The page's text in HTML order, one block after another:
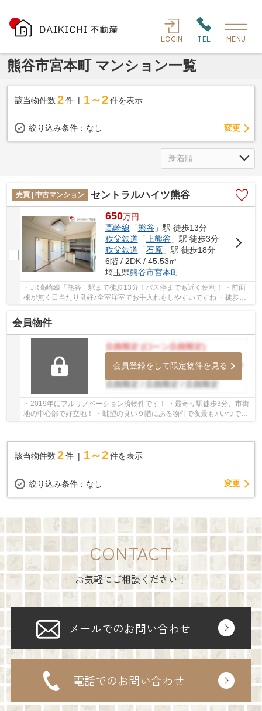
LOGIN TEL MENU
熊谷市宮本町 マンション一覧
該当物件数 2件 1～2 件を表示
絞り込み条件： なし 変更
売買 | 中古マンション セントラルハイツ熊谷
650万円
高崎線 「熊谷」駅 徒歩13分
秩父鉄道 「 上熊谷」駅 徒歩3分
秩父鉄道 「石原」駅 徒歩18分
6階 / 2DK / 45.53㎡
埼玉県熊谷市宮本町
・JR高崎線「熊谷」駅まで徒歩13分！バス停までも近く便利！ ・前面
棟が無く日当たり良好♪全室洋室でお手入れもしやすいですね ・徒歩圏
内に生活利便施設が揃う便利な住環境です いつ...
会員物件
会員登録をして限定物件を見る
・2019年にフルリノベーション済物件です！ ・最寄り駅徒歩3分、市街
地の中心部で好立地！ ・眺望の良い９階にある物件で夜景も♪ いつでも
お気軽にお声がけください♪ 駅からの送迎が...
該当物件数 2件 1～2 件を表示
絞り込み条件： なし 変更
CONTACT
お気軽にご相談ください！
メールでのお問い合わせ
電話でのお問い合わせ